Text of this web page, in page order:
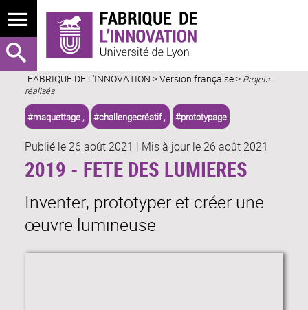
FABRIQUE DE L'INNOVATION >Version française> Projets
réalisés
#maquettage , #challengecréatif , #prototypage
Publié le 26 août 2021 | Mis à jour le 26 août 2021
2019 - FETE DES LUMIERES
Inventer, prototyper et créer une
œuvre lumineuse